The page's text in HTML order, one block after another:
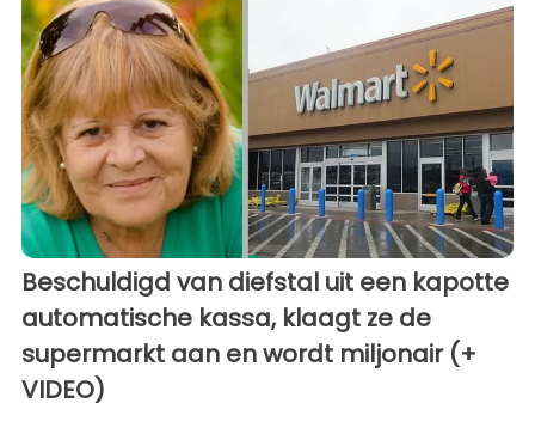
Beschuldigd van diefstal uit een kapotte
automatische kassa, klaagt ze de
supermarkt aan en wordt miljonair (+
VIDEO)